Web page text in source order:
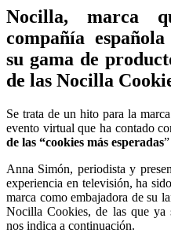
Nocilla, marca
compañía
su gama de
de las Nocilla
Se trata de un hito para la
evento virtual que ha contado
de las “cookies más esperadas
Anna Simón, periodista y
experiencia en televisión, ha
marca como embajadora de su
Nocilla Cookies, de las que ya
nos indica a continuación.